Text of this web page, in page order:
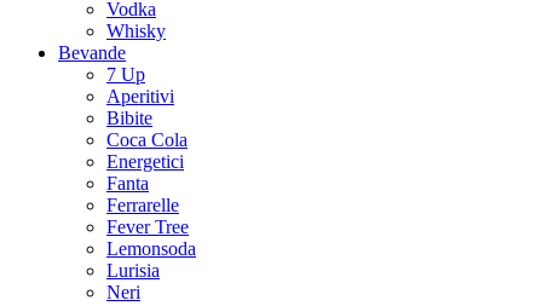
Vodka
Whisky
Bevande
7 Up
Aperitivi
Bibite
Coca Cola
Energetici
Fanta
Ferrarelle
Fever Tree
Lemonsoda
Lurisia
Neri